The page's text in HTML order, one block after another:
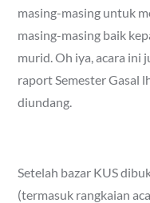
masing-masing untuk
masing-masing baik
murid. Oh iya, acara ini
raport Semester Gasal
diundang.
Setelah bazar KUS
(termasuk rangkaian